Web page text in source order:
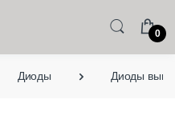
0
Диоды Диоды